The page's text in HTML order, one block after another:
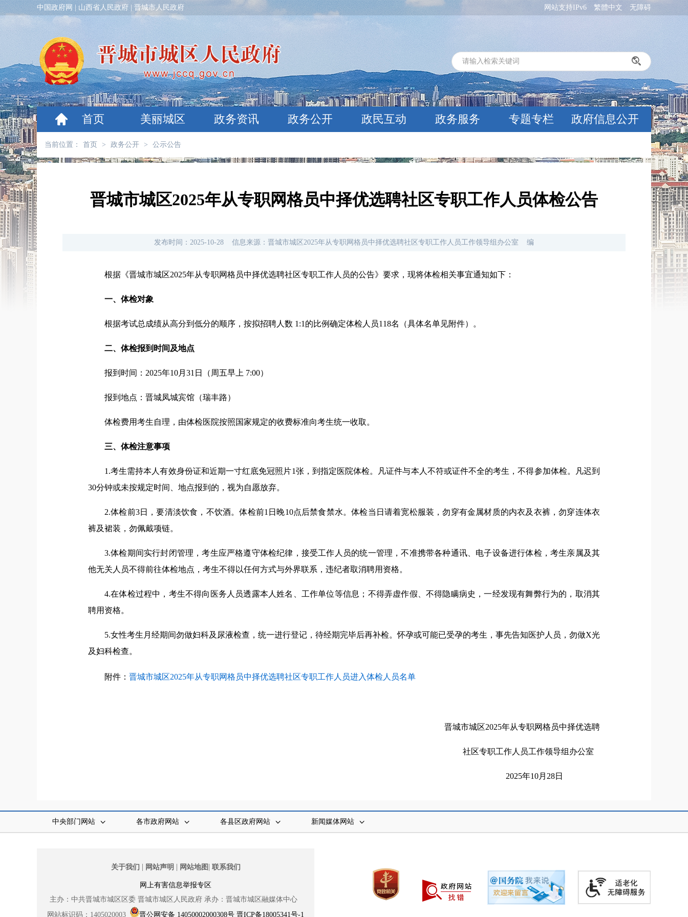
中国政府网 山西省人民政府 晋城市人民政府 网站支持IPv6 繁體中文 无障碍
首页 美丽城区 政务资讯 政务公开 政民互动 政务服务 专题专栏 政府信息公开
当前位置： 首页 > 政务公开 > 公示公告
晋城市城区2025年从专职网格员中择优选聘社区专职工作人员体检公告
发布时间： 2025-10-28 信息来源： 晋城市城区2025年从专职网格员中择优选聘社区专职工作人员工作领导组办公室 编
根据《晋城市城区2025年从专职网格员中择优选聘社区专职工作人员的公告》要求，现将体检相关事宜通知如下：
一、体检对象
根据考试总成绩从高分到低分的顺序，按拟招聘人数 1:1的比例确定体检人员118名（具体名单见附件）。
二、体检报到时间及地点
报到时间：2025年10月31日（周五早上 7:00）
报到地点：晋城凤城宾馆（瑞丰路）
体检费用考生自理，由体检医院按照国家规定的收费标准向考生统一收取。
三、体检注意事项
1.考生需持本人有效身份证和近期一寸红底免冠照片1张，到指定医院体检。凡证件与本人不符或证件不全的考生，不得参加体检。凡迟到
30分钟或未按规定时间、地点报到的，视为自愿放弃。
2.体检前3日，要清淡饮食，不饮酒。体检前1日晚10点后禁食禁水。体检当日请着宽松服装，勿穿有金属材质的内衣及衣裤，勿穿连体衣
裤及裙装，勿佩戴项链。
3.体检期间实行封闭管理，考生应严格遵守体检纪律，接受工作人员的统一管理，不准携带各种通讯、电子设备进行体检，考生亲属及其
他无关人员不得前往体检地点，考生不得以任何方式与外界联系，违纪者取消聘用资格。
4.在体检过程中，考生不得向医务人员透露本人姓名、工作单位等信息；不得弄虚作假、不得隐瞒病史，一经发现有舞弊行为的，取消其
聘用资格。
5.女性考生月经期间勿做妇科及尿液检查，统一进行登记，待经期完毕后再补检。怀孕或可能已受孕的考生，事先告知医护人员，勿做X光
及妇科检查。
附件： 晋城市城区2025年从专职网格员中择优选聘社区专职工作人员进入体检人员名单
晋城市城区2025年从专职网格员中择优选聘
社区专职工作人员工作领导组办公室
2025年10月28日
中央部门网站 各市政府网站 各县区政府网站 新闻媒体网站
关于我们 | 网站声明 | 网站地图 | 联系我们
网上有害信息举报专区
主办：中共晋城市城区区委 晋城市城区人民政府 承办：晋城市城区融媒体中心
网站标识码：1405020003
晋公网安备 14050002000308号 晋ICP备18005341号-1